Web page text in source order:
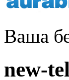
Ваша
new-